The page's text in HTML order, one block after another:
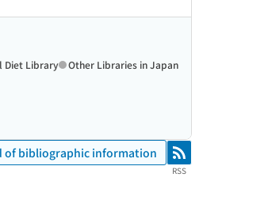
Diet Library Other Libraries in Japan
of bibliographic information RSS
RSS